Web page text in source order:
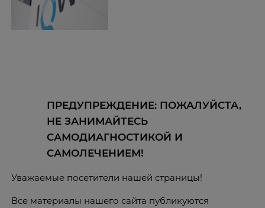
ПРЕДУПРЕЖДЕНИЕ: ПОЖАЛУЙСТА,
НЕ ЗАНИМАЙТЕСЬ
САМОДИАГНОСТИКОЙ И
САМОЛЕЧЕНИЕМ!
Уважаемые посетители нашей страницы!
Все материалы нашего сайта публикуются